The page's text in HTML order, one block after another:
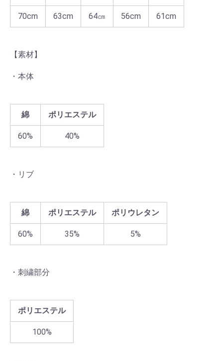
70cm 63cm 64㎝ 56cm 61cm
【素材】
・本体
綿 ポリエステル
60% 40%
・リブ
綿 ポリエステル ポリウレタン
60% 35% 5%
・刺繍部分
ポリエステル
100%